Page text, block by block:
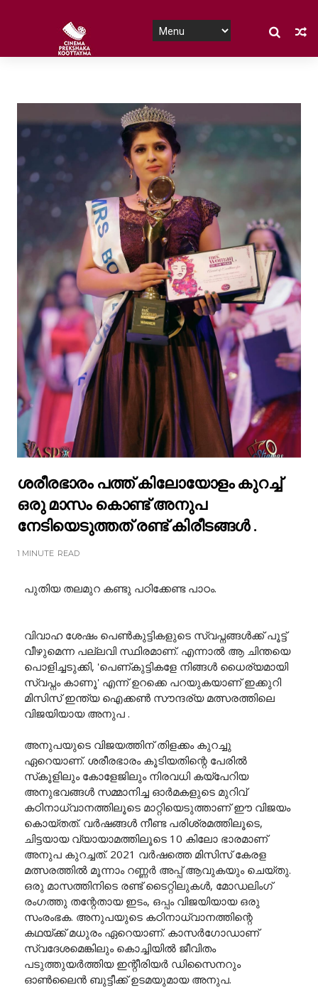
ശരീരഭാരം പത്ത് കിലോയോളം കുറച്ച്
ഒരു മാസം കൊണ്ട് അനുപ
നേടിയെടുത്തത് രണ്ട് കിരീടങ്ങൾ .
1 MINUTE READ
പുതിയ തലമുറ കണ്ടു പഠിക്കേണ്ട പാഠം.
വിവാഹ ശേഷം പെൺകുട്ടികളുടെ സ്വപ്നങ്ങൾക്ക് പൂട്ട്
വീഴുമെന്ന പല്ലവി സ്ഥിരമാണ്. എന്നാൽ ആ ചിന്തയെ
പൊളിച്ചടുക്കി, 'പെണ്കുട്ടികളേ നിങ്ങൾ ധൈര്യമായി
സ്വപ്നം കാണൂ' എന്ന് ഉറക്കെ പറയുകയാണ് ഇക്കുറി
മിസിസ് ഇന്ത്യ ഐക്കൺ സൗന്ദര്യ മത്സരത്തിലെ
വിജയിയായ അനുപ .
അനുപയുടെ വിജയത്തിന് തിളക്കം കുറച്ചു
ഏറെയാണ്. ശരീരഭാരം കൂടിയതിന്റെ പേരിൽ
സ്‌കൂളിലും കോളേജിലും നിരവധി കയ്‌പേറിയ
അനുഭവങ്ങൾ സമ്മാനിച്ച ഓർമകളുടെ മുറിവ്
കഠിനാധ്വാനത്തിലൂടെ മാറ്റിയെടുത്താണ് ഈ വിജയം
കൊയ്തത്. വർഷങ്ങൾ നീണ്ട പരിശ്രമത്തിലൂടെ,
ചിട്ടയായ വ്യായാമത്തിലൂടെ 10 കിലോ ഭാരമാണ്
അനുപ കുറച്ചത്. 2021 വർഷത്തെ മിസിസ് കേരള
മത്സരത്തിൽ മൂന്നാം റണ്ണർ അപ്പ് ആവുകയും ചെയ്തു.
ഒരു മാസത്തിനിടെ രണ്ട് ടൈറ്റിലുകൾ, മോഡലിംഗ്
രംഗത്തു തന്റേതായ ഇടം, ഒപ്പം വിജയിയായ ഒരു
സംരംഭക. അനുപയുടെ കഠിനാധ്വാനത്തിന്റെ
കഥയ്ക്ക് മധുരം ഏറെയാണ്. കാസർഗോഡാണ്
സ്വദേശമെങ്കിലും കൊച്ചിയിൽ ജീവിതം
പടുത്തുയർത്തിയ ഇന്റീരിയർ ഡിസൈനറും
ഓൺലൈൻ ബുട്ടീക്ക് ഉടമയുമായ അനുപ.